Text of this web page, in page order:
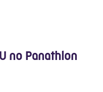
no Panathlon